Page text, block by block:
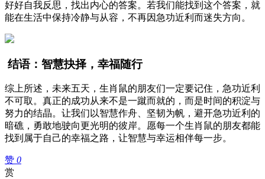
好好自我反思，找出内心的答案。若我们能找到这个答案，就
能在生活中保持冷静与从容，不再因急功近利而迷失方向。
结语：智慧抉择，幸福随行
综上所述，未来五天，生肖鼠的朋友们一定要记住，急功近利
不可取。真正的成功从来不是一蹴而就的，而是时间的积淀与
努力的结晶。让我们以智慧作舟、坚韧为帆，避开急功近利的
暗礁，勇敢地驶向更光明的彼岸。愿每一个生肖鼠的朋友都能
找到属于自己的幸福之路，让智慧与幸运相伴每一步。
赞 0
赏